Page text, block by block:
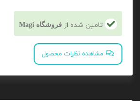
تامین شده از فروشگاه Magi
مشاهده نظرات محصول